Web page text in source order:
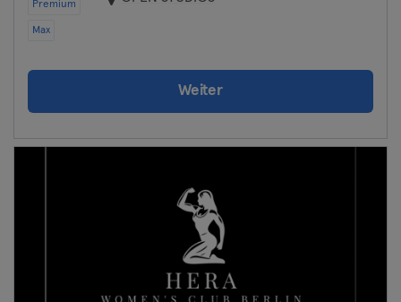
Premium
Max
Weiter